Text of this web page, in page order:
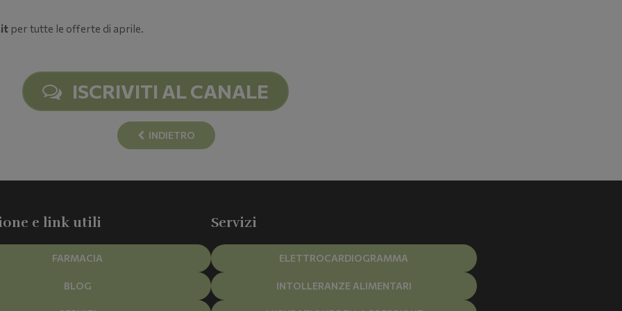
per tutte le offerte di aprile.
ISCRIVITI AL CANALE
INDIETRO
e link utili
FARMACIA
BLOG
Servizi
ELETTROCARDIOGRAMMA
INTOLLERANZE ALIMENTARI